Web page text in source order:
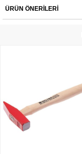
ÜRÜN ÖNERILERI